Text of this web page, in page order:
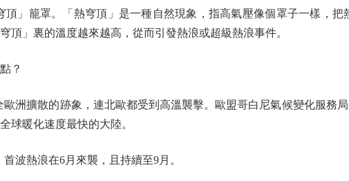
」籠罩。「熱穹頂」是一種自然現象，指高氣壓像個罩子一樣，把
頂」裏的溫度越來越高，從而引發熱浪或超級熱浪事件。
？
擴散的跡象，連北歐都受到高溫襲擊。歐盟哥白尼氣候變化服務局
球暖化速度最快的大陸。
熱浪在6月來襲，且持續至9月。